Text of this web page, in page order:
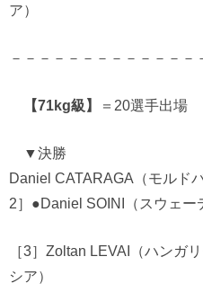
ア）
－－－－－－－－－－－－－
【71kg級】 ＝20選手出場
▼決勝
Daniel CATARAGA（モルド
2］●Daniel SOINI（スウェー
［3］Zoltan LEVAI（ハンガ
シア）